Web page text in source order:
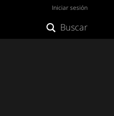
Iniciar sesión
Buscar